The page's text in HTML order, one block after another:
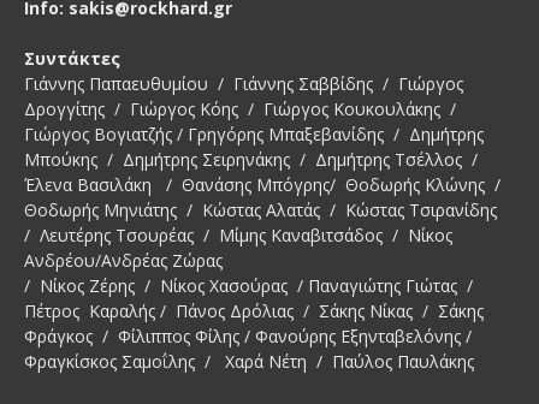
Info: sakis@rockhard.gr
Συντάκτες
Γιάννης Παπαευθυμίου / Γιάννης Σαββίδης / Γιώργος
Δρογγίτης / Γιώργος Κόης / Γιώργος Κουκουλάκης /
Γιώργος Βογιατζής / Γρηγόρης Μπαξεβανίδης / Δημήτρης
Μπούκης / Δημήτρης Σειρηνάκης / Δημήτρης Τσέλλος /
Έλενα Βασιλάκη / Θανάσης Μπόγρης/ Θοδωρής Κλώνης /
Θοδωρής Μηνιάτης / Κώστας Αλατάς / Κώστας Τσιρανίδης
/ Λευτέρης Τσουρέας / Μίμης Καναβιτσάδος / Νίκος
Ανδρέου/Ανδρέας Ζώρας
/ Νίκος Ζέρης / Νίκος Χασούρας / Παναγιώτης Γιώτας /
Πέτρος Καραλής / Πάνος Δρόλιας / Σάκης Νίκας / Σάκης
Φράγκος / Φίλιππος Φίλης / Φανούρης Εξηνταβελόνης /
Φραγκίσκος Σαμοΐλης / Χαρά Νέτη / Παύλος Παυλάκης